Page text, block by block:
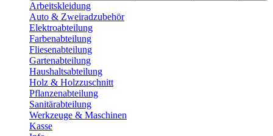
Arbeitskleidung
Auto & Zweiradzubehör
Elektroabteilung
Farbenabteilung
Fliesenabteilung
Gartenabteilung
Haushaltsabteilung
Holz & Holzzuschnitt
Pflanzenabteilung
Sanitärabteilung
Werkzeuge & Maschinen
Kasse